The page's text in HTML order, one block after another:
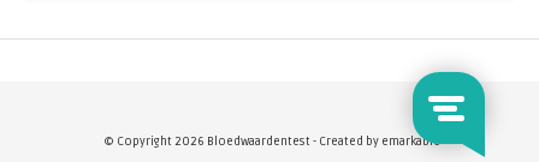
symptomen kunnen beïnvloeden en passend advies
© Copyright 2026 Bloedwaardentest - Created by emarkable